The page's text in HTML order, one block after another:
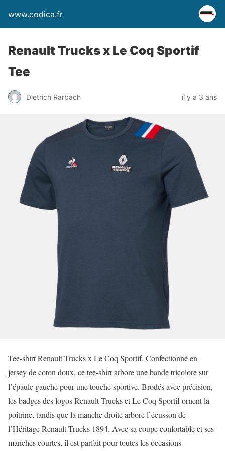
www.codica.fr
Renault Trucks x Le Coq Sportif
Tee
Dietrich Rarbach il y a 3 ans
Tee-shirt Renault Trucks x Le Coq Sportif. Confectionné en
jersey de coton doux, ce tee-shirt arbore une bande tricolore sur
l’épaule gauche pour une touche sportive. Brodés avec précision,
les badges des logos Renault Trucks et Le Coq Sportif ornent la
poitrine, tandis que la manche droite arbore l’écusson de
l’Héritage Renault Trucks 1894. Avec sa coupe confortable et ses
manches courtes, il est parfait pour toutes les occasions